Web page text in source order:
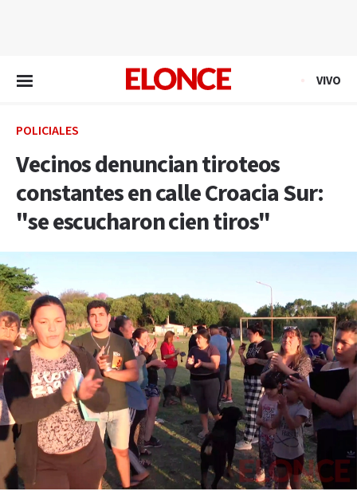
VIVO
POLICIALES
Vecinos denuncian tiroteos
constantes en calle Croacia Sur:
"se escucharon cien tiros"